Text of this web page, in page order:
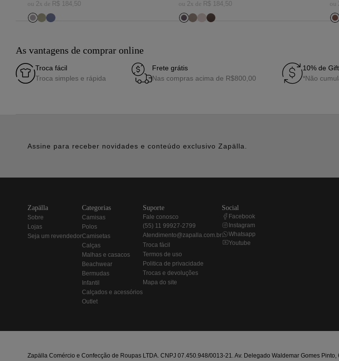
ou 2x de R$ 184, 50 ou 2x de R$ 184, 50 ou
As vantagens de comprar online
Troca fácil
Troca simples e rápida
Frete grátis
Nas compras acima de R$800,00
10% de
*Não
Assine para receber novidades e conteúdo exclusivo Zapälla.
zapälla
sobre
lojas
seja um revendedor
categorias
camisas
polos
camisetas
calças
malhas e casacos
beachwear
bermudas
infantil
calçados e acessórios
outlet
suporte
fale conosco
(55) 11 99927-2799
atendimento@zapalla.com.br
troca fácil
termos de uso
politica de privacidade
trocas e devoluções
mapa do site
social
Facebook
Instagram
Whatsapp
Youtube
Zapälla Comércio e Confecção de Roupas LTDA. CNPJ 07.450.948/0013-21. Av. Delegado Waldemar Gomes